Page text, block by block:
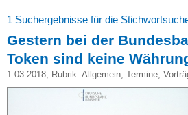
1 Suchergebnisse für die
Gestern bei der
Token sind keine
1.03.2018, Rubrik: Allgemein, Termine,